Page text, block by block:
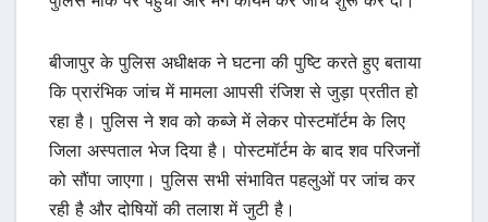
बीजापुर के पुलिस अधीक्षक ने घटना की पुष्टि करते हुए बताया
कि प्रारंभिक जांच में मामला आपसी रंजिश से जुड़ा प्रतीत हो
रहा है। पुलिस ने शव को कब्जे में लेकर पोस्टमॉर्टम के लिए
जिला अस्पताल भेज दिया है। पोस्टमॉर्टम के बाद शव परिजनों
को सौंपा जाएगा। पुलिस सभी संभावित पहलुओं पर जांच कर
रही है और दोषियों की तलाश में जुटी है।